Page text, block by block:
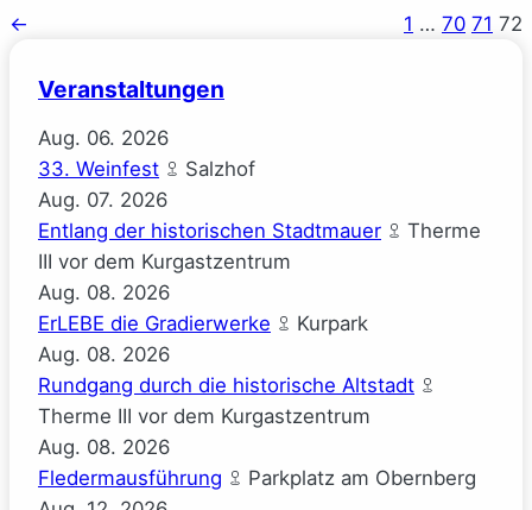
← 1 … 70 71 72
Veranstaltungen
Aug. 06. 2026
33. Weinfest
Salzhof
Aug. 07. 2026
Entlang der historischen Stadtmauer
Therme
III vor dem Kurgastzentrum
Aug. 08. 2026
ErLEBE die Gradierwerke
Kurpark
Aug. 08. 2026
Rundgang durch die historische Altstadt
Therme III vor dem Kurgastzentrum
Aug. 08. 2026
Fledermausführung
Parkplatz am Obernberg